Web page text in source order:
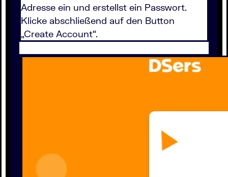
Adresse ein und erstellst ein Passwort.
Klicke abschließend auf den Button
„Create Account“.